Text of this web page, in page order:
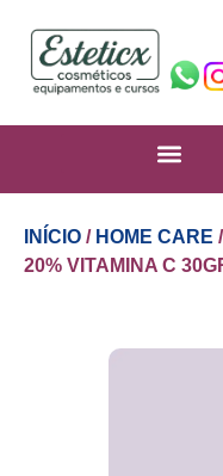
INÍCIO / HOME CARE /
20% VITAMINA C